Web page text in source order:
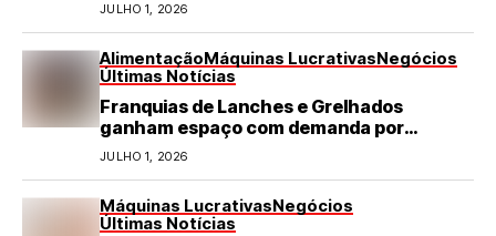
JULHO 1, 2026
AlimentaçãoMáquinas LucrativasNegócios
Últimas Notícias
Franquias de Lanches e Grelhados
ganham espaço com demanda por
refeições rápidas e de qualidade
JULHO 1, 2026
Máquinas LucrativasNegócios
Últimas Notícias